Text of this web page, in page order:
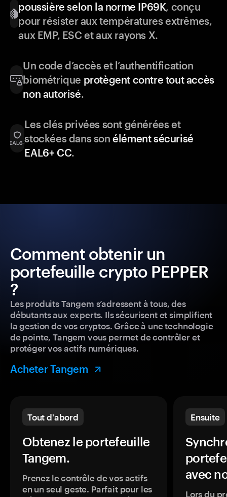
poussière selon la norme IP69K, conçu
pour résister aux températures extrêmes,
aux EMP, ESC et aux rayons X.
Un code d’accès et l’authentification
biométrique protègent contre tout accès
non autorisé.
Les clés privées sont générées et
stockées dans sonélément sécurisé
EAL6+ CC.
Comment obtenir un
portefeuille crypto PEPPER
?
Les produits Tangem s’adressent à tous, des
débutants aux experts. Ils sécurisent et simplifient
la gestion de vos cryptos. Grâce à une technologie
de pointe, Tangem vous permet de contrôler et
protéger vos actifs numériques.
Acheter Tangem
Tout d'abord
Obtenez le portefeuille
Tangem.
Prenez le contrôle de vos actifs
en un seul geste. Parfait pour les
Ensuite
avec
Lors du